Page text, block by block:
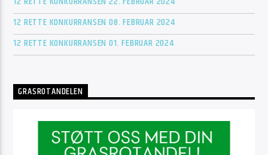
12 RETTE KONKURRANSEN 08. FEBRUAR 2024
12 RETTE KONKURRANSEN 01. FEBRUAR 2024
GRASROTANDELEN